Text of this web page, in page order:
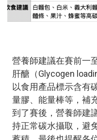
營養師建議在賽前一
肝醣（Glycogen
以食用產品標示含有
量膠、能量棒等，補
到了賽後，營養師建
持正常碳水攝取，避